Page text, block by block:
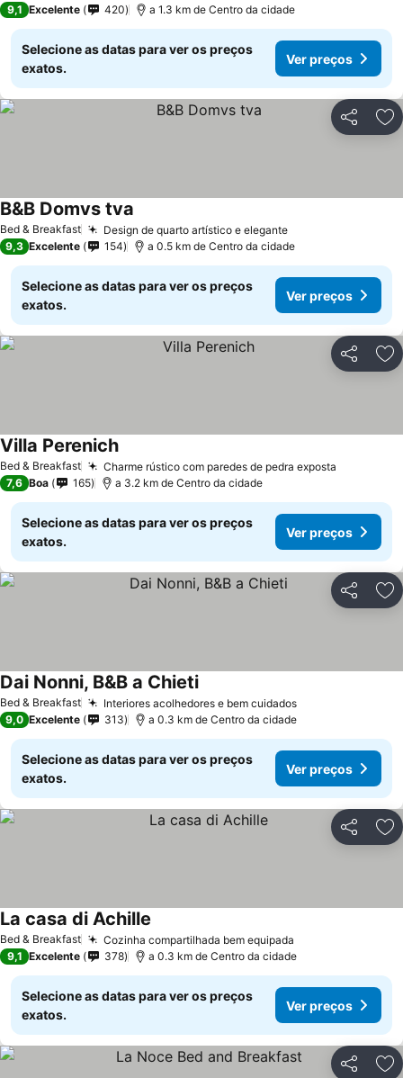
9,1 Excelente 420 a 1.3 km de Centro da cidade
Selecione as datas para ver os preços
exatos.
Ver preços
Partilhar
Bed & Breakfast Design de quarto artístico e elegante
B&B Domvs tva
9,3 Excelente 154 a 0.5 km de Centro da cidade
Selecione as datas para ver os preços
exatos.
Ver preços
Partilhar
Bed & Breakfast Charme rústico com paredes de pedra exposta
Villa Perenich
7,6 Boa 165 a 3.2 km de Centro da cidade
Selecione as datas para ver os preços
exatos.
Ver preços
Partilhar
Bed & Breakfast Interiores acolhedores e bem cuidados
Dai Nonni, B&B a Chieti
9,0 Excelente 313 a 0.3 km de Centro da cidade
Selecione as datas para ver os preços
exatos.
Ver preços
Partilhar
Bed & Breakfast Cozinha compartilhada bem equipada
La casa di Achille
9,1 Excelente 378 a 0.3 km de Centro da cidade
Selecione as datas para ver os preços
exatos.
Ver preços
Partilhar